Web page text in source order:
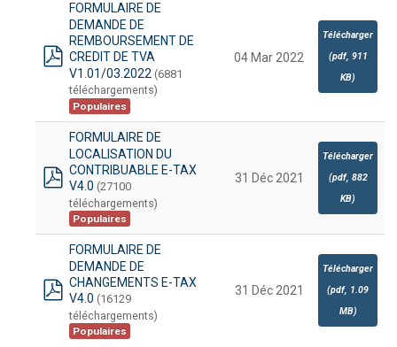
pdf
FORMULAIRE DE
DEMANDE DE
REMBOURSEMENT DE
CREDIT DE TVA
V1.01/03.2022 (6881
téléchargements)
Populaires
04 Mar 2022
Télécharger
(pdf, 911
KB)
pdf
FORMULAIRE DE
LOCALISATION DU
CONTRIBUABLE E-TAX
V4.0 (27100
téléchargements)
Populaires
31 Déc 2021
Télécharger
(pdf, 882
KB)
pdf
FORMULAIRE DE
DEMANDE DE
CHANGEMENTS E-TAX
V4.0 (16129
téléchargements)
Populaires
31 Déc 2021
Télécharger
(pdf, 1.09
MB)